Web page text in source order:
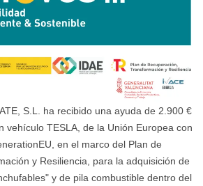
S.L. ha recibido una ayuda de 2.900 €
vehículo TESLA, de la Unión Europea con
en el marco del Plan de
y Resiliencia, para la adquisición de
y de pila combustible dentro del